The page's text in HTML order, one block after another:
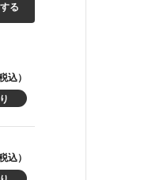
る
込）
込）